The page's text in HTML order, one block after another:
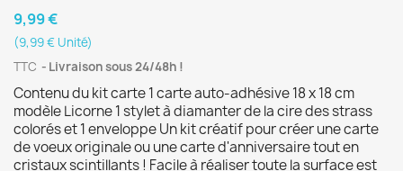
9,99 €
(9,99 € Unité)
TTC
Livraison sous 24/48h !
Contenu du kit carte 1 carte auto-adhésive 18 x 18 cm
modèle Licorne 1 stylet à diamanter de la cire des strass
colorés et 1 enveloppe Un kit créatif pour créer une carte
de voeux originale ou une carte d'anniversaire tout en
cristaux scintillants ! Facile à réaliser toute la surface est